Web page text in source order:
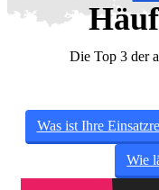
Die Top 3 der
Was ist Ihre
Wie